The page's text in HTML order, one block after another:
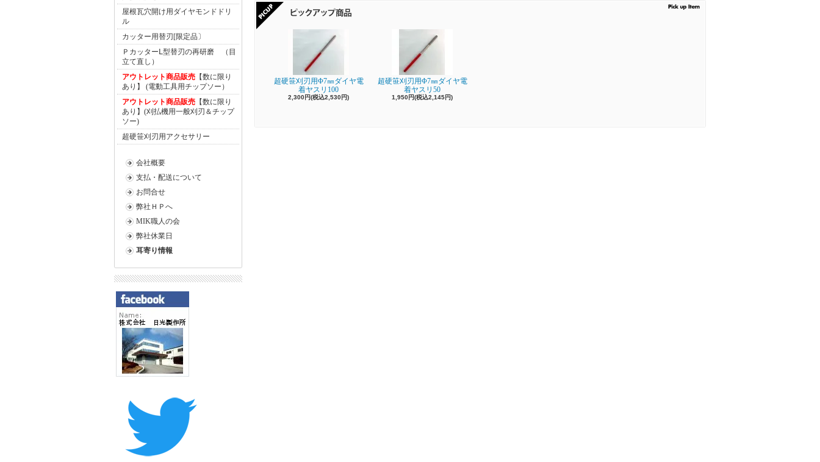
屋根瓦穴開け用ダイヤモンドドリ
ル
カッター用替刃[限定品〕
ＰカッターⅬ型替刃の再研磨 （目
立て直し）
アウトレット商品販売 【数に限り
あり】 (電動工具用チップソー）
アウトレット商品販売 【数に限り
あり】(刈払機用一般刈刃＆チップ
ソー)
超硬笹刈刃用アクセサリー
会社概要
支払・配送について
お問合せ
弊社ＨＰへ
MIK職人の会
弊社休業日
耳寄り情報
超硬笹刈刃用Φ7㎜ダイヤ電
着ヤスリ100
2,300円(税込2,530円)
超硬笹刈刃用Φ7㎜ダイヤ電
着ヤスリ50
1,950円(税込2,145円)